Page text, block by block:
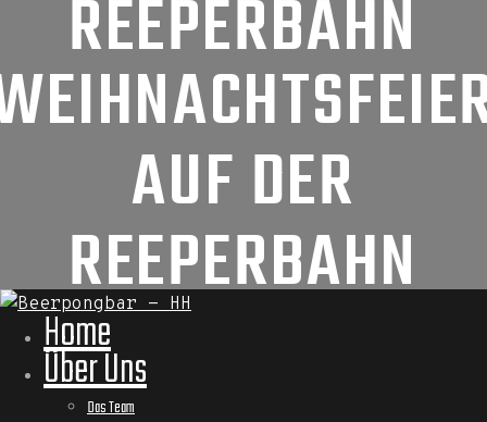
REEPERBAHN
AUF DER
REEPERBAHN
Home
Über Uns
Das Team